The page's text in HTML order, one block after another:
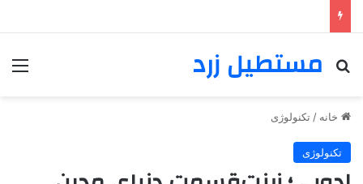
مستطیل زرد
خانه / تکنولوژی
تکنولوژی